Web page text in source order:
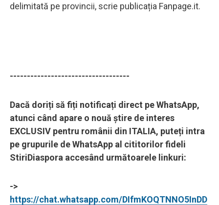
delimitată pe provincii, scrie publicația Fanpage.it.
-----------------------------------
Dacă doriți să fiți notificați direct pe WhatsApp,
atunci când apare o nouă știre de interes
EXCLUSIV pentru românii din ITALIA, puteți intra
pe grupurile de WhatsApp al cititorilor fideli
StiriDiaspora accesând următoarele linkuri:
->
https://chat.whatsapp.com/DIfmKOQTNNO5InDD